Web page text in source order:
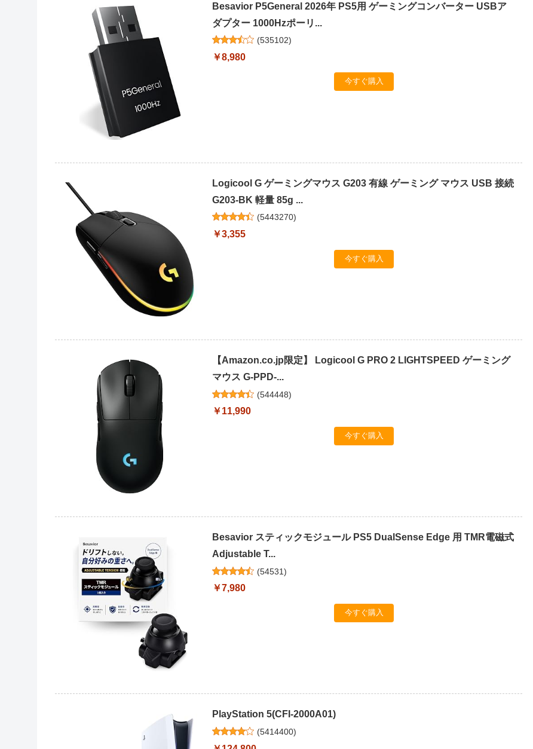
Besavior P5General 2026年 PS5用 ゲーミングコンバーター USBア
ダプター 1000Hzポーリ...
(535102)
￥8,980
今すぐ購入
Logicool G ゲーミングマウス G203 有線 ゲーミング マウス USB 接続
G203-BK 軽量 85g ...
(5443270)
￥3,355
今すぐ購入
【Amazon.co.jp限定】 Logicool G PRO 2 LIGHTSPEED ゲーミング
マウス G-PPD-...
(544448)
￥11,990
今すぐ購入
Besavior スティックモジュール PS5 DualSense Edge 用 TMR電磁式
Adjustable T...
(54531)
￥7,980
今すぐ購入
PlayStation 5(CFI-2000A01)
(5414400)